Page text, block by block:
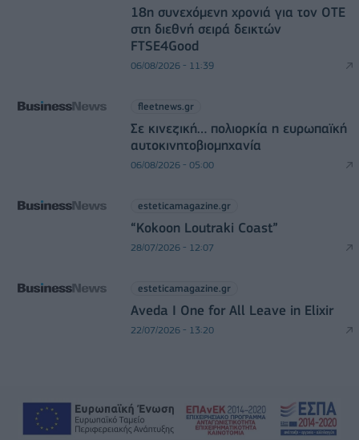
18η συνεχόμενη χρονιά για τον ΟΤΕ
στη διεθνή σειρά δεικτών
FTSE4Good
06/08/2026 - 11:39
fleetnews.gr
Σε κινεζική… πολιορκία η ευρωπαϊκή
αυτοκινητοβιομηχανία
06/08/2026 - 05:00
esteticamagazine.gr
“Kokoon Loutraki Coast”
28/07/2026 - 12:07
esteticamagazine.gr
Aveda I One for All Leave in Elixir
22/07/2026 - 13:20